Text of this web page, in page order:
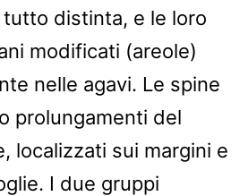
distinta, e le loro
modificati (areole)
nelle agavi. Le spine
prolungamenti del
localizzati sui margini e
I due gruppi